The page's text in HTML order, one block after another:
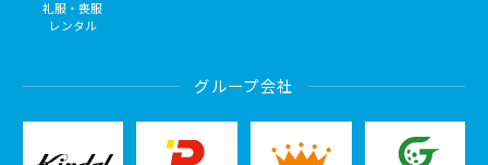
礼服・喪服
レンタル
グループ会社